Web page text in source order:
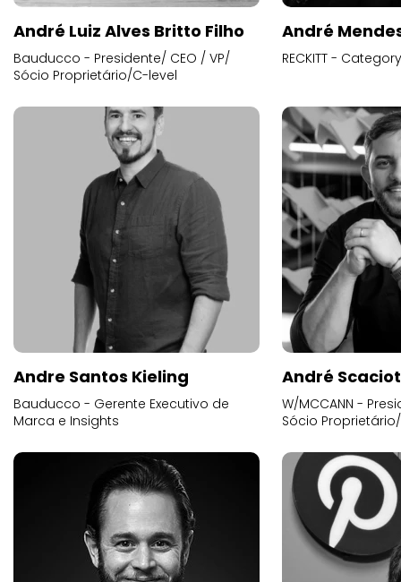
André Luiz Alves Britto Filho
Bauducco - Presidente/ CEO / VP/
Sócio Proprietário/C-level
André
RECKITT -
Andre Santos Kieling
Bauducco - Gerente Executivo de
Marca e Insights
André
W/MCCANN -
Sócio